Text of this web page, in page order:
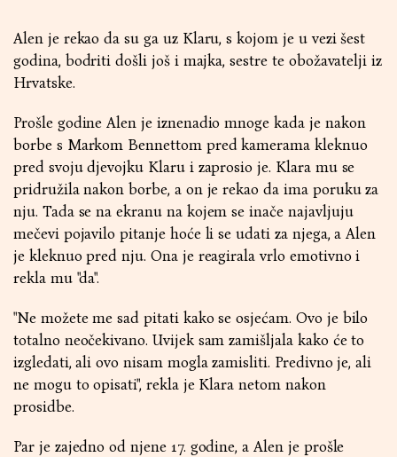
Alen je rekao da su ga uz Klaru, s kojom je u vezi šest
godina, bodriti došli još i majka, sestre te obožavatelji iz
Hrvatske.
Prošle godine Alen je iznenadio mnoge kada je nakon
borbe s Markom Bennettom pred kamerama kleknuo
pred svoju djevojku Klaru i zaprosio je. Klara mu se
pridružila nakon borbe, a on je rekao da ima poruku za
nju. Tada se na ekranu na kojem se inače najavljuju
mečevi pojavilo pitanje hoće li se udati za njega, a Alen
je kleknuo pred nju. Ona je reagirala vrlo emotivno i
rekla mu "da".
"Ne možete me sad pitati kako se osjećam. Ovo je bilo
totalno neočekivano. Uvijek sam zamišljala kako će to
izgledati, ali ovo nisam mogla zamisliti. Predivno je, ali
ne mogu to opisati", rekla je Klara netom nakon
prosidbe.
Par je zajedno od njene 17. godine, a Alen je prošle